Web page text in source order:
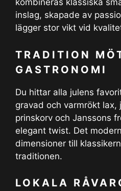
kombineras klassiska
inslag, skapade av
lägger stor vikt vid
TRADITION
GASTRONOMI
Du hittar alla julens
gravad och varmrökt lax,
prinskorv och Janssons
elegant twist. Det
dimensioner till
traditionen.
LOKALA